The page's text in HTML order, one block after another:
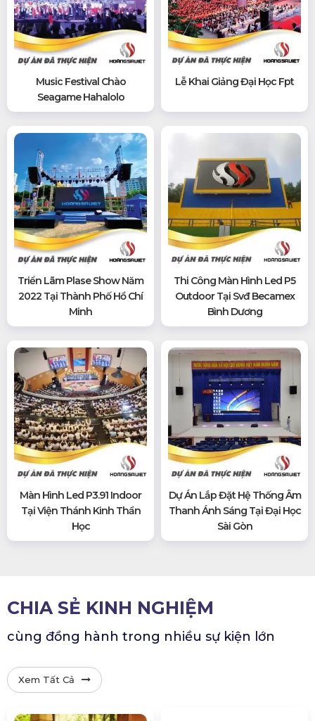
Music Festival Chào
Seagame Hahalolo
Lễ Khai Giảng Đại Học Fpt
Triển Lãm Plase Show Năm
2022 Tại Thành Phố Hồ Chí
Minh
Thi Công Màn Hình Led P5
Outdoor Tại Svđ Becamex
Bình Dương
Màn Hình Led P3.91 Indoor
Tại Viện Thánh Kinh Thần
Học
Dự Án Lắp Đặt Hệ Thống Âm
Thanh Ánh Sáng Tại Đại Học
Sài Gòn
CHIA SẺ KINH NGHIỆM
cùng đồng hành trong nhiều sự kiện lớn
Xem Tất Cả